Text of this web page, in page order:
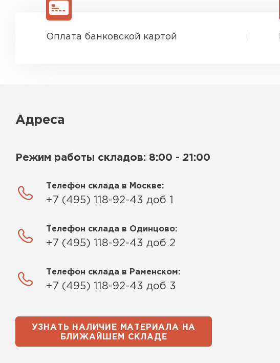
Оплата банковской картой
Адреса
Режим работы складов: 8:00 - 21:00
Телефон склада в Москве:
+7 (495) 118-92-43 доб 1
Телефон склада в Одинцово:
+7 (495) 118-92-43 доб 2
Телефон склада в Раменском:
+7 (495) 118-92-43 доб 3
УЗНАТЬ НАЛИЧИЕ МАТЕРИАЛА НА
БЛИЖАЙШЕМ СКЛАДЕ